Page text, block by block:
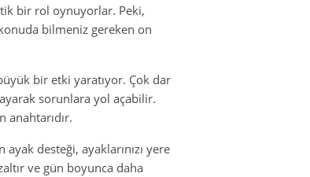
bir rol oynuyorlar. Peki,
bilmeniz gereken on
bir etki yaratıyor. Çok dar
sorunlara yol açabilir.
anahtarıdır.
desteği, ayaklarınızı yere
ve gün boyunca daha